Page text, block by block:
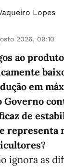
Lopes
2026, 09:10
ao
em
Governo
de
representa
ignora as